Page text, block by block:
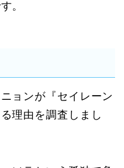
。
ョンが『セイレーン
理由を調査しまし